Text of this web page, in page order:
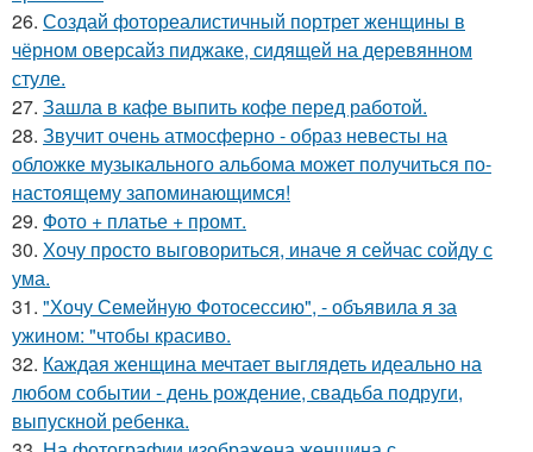
26. Создай фотореалистичный портрет женщины в
чёрном оверсайз пиджаке, сидящей на деревянном
стуле.
27. Зашла в кафе выпить кофе перед работой.
28. Звучит очень атмосферно - образ невесты на
обложке музыкального альбома может получиться по-
настоящему запоминающимся!
29. Фото + платье + промт.
30. Хочу просто выговориться, иначе я сейчас сойду с
ума.
31. "Хочу Семейную Фотосессию", - объявила я за
ужином: "чтобы красиво.
32. Каждая женщина мечтает выглядеть идеально на
любом событии - день рождение, свадьба подруги,
выпускной ребенка.